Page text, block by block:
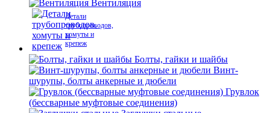
Вентиляция
Детали
трубопроводов,
хомуты и
крепеж
Болты, гайки и шайбы
Винт-
шурупы, болты анкерные и дюбели
Грувлок
(бессварные муфтовые соединения)